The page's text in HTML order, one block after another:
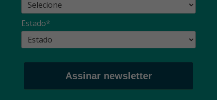
Estado*
Assinar newsletter